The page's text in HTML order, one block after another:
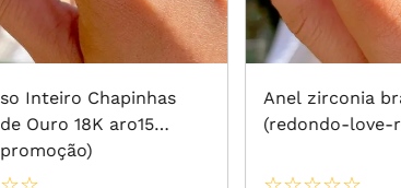
Inteiro Chapinhas
Ouro 18K aro15
Anel zirconia
(redondo-love-